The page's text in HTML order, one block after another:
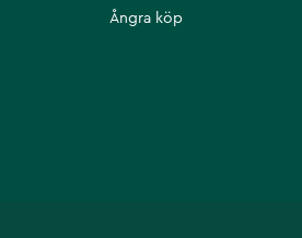
Ångra köp